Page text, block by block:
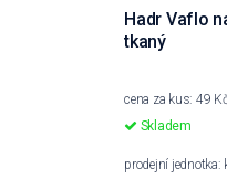
Hadr Vaflo
tkaný
cena za kus: 49
Skladem
prodejní jednotka: